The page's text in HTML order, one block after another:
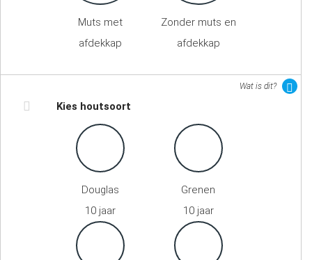
Muts met
afdekkap
Zonder muts en
afdekkap
Wat is dit?
Kies houtsoort
Douglas
10 jaar
Grenen
10 jaar